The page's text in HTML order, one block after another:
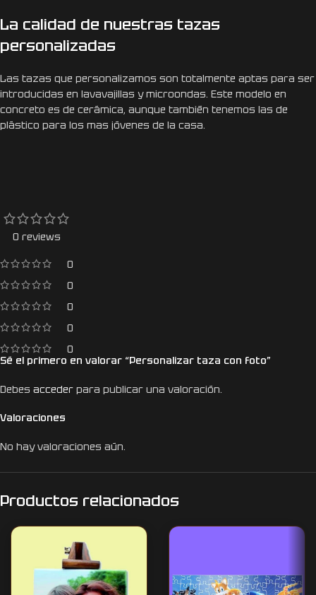
La calidad de nuestras tazas
personalizadas
Las tazas que personalizamos son totalmente aptas para ser
introducidas en lavavajillas y microondas. Este modelo en
concreto es de cerámica, aunque también tenemos las de
plástico para los mas jóvenes de la casa.
0 reviews
0
0
0
0
0
Valoraciones
No hay valoraciones aún.
Sé el primero en valorar “Personalizar taza con foto”
Debes acceder para publicar una valoración.
Productos relacionados